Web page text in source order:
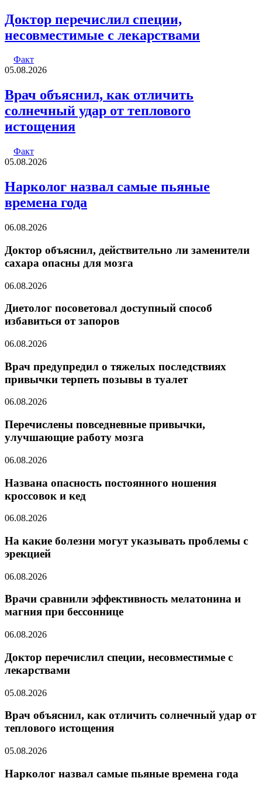
Доктор перечислил специи,
несовместимые с лекарствами
Факт
05.08.2026
Врач объяснил, как отличить
солнечный удар от теплового
истощения
Факт
05.08.2026
Нарколог назвал самые пьяные
времена года
06.08.2026
Доктор объяснил, действительно ли заменители
сахара опасны для мозга
06.08.2026
Диетолог посоветовал доступный способ
избавиться от запоров
06.08.2026
Врач предупредил о тяжелых последствиях
привычки терпеть позывы в туалет
06.08.2026
Перечислены повседневные привычки,
улучшающие работу мозга
06.08.2026
Названа опасность постоянного ношения
кроссовок и кед
06.08.2026
На какие болезни могут указывать проблемы с
эрекцией
06.08.2026
Врачи сравнили эффективность мелатонина и
магния при бессоннице
06.08.2026
Доктор перечислил специи, несовместимые с
лекарствами
05.08.2026
Врач объяснил, как отличить солнечный удар от
теплового истощения
05.08.2026
Нарколог назвал самые пьяные времена года